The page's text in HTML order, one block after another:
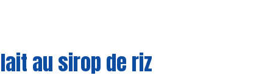
au sirop de riz